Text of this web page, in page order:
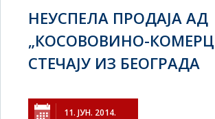
НЕУСПЕЛА ПРОДАЈА АД
„КОСОВОВИНО-
СТЕЧАЈУ ИЗ БЕОГРАДА
11. ЈУН. 2014.